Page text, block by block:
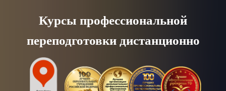
content
Курсы профессиональной
переподготовки дистанционно